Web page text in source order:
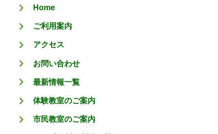
ー
Home
ご利用案内
アクセス
お問い合わせ
最新情報一覧
体験教室のご案内
市民教室のご案内